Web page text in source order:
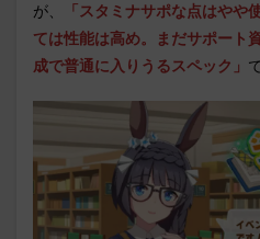
が、
「スタミナサポな点はやや
ては性能は高め。まだサポート
成で普通に入りうるスペック 」